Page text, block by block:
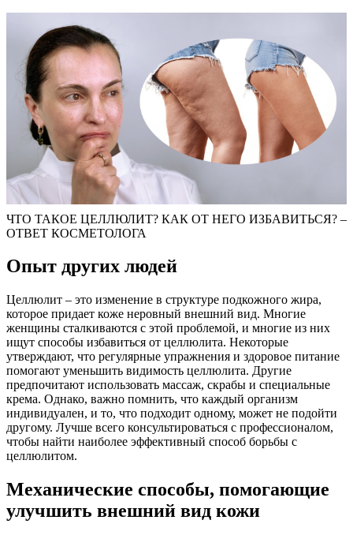
ЧТО ТАКОЕ ЦЕЛЛЮЛИТ? КАК ОТ НЕГО ИЗБАВИТЬСЯ? –
ОТВЕТ КОСМЕТОЛОГА
Опыт других людей
Целлюлит – это изменение в структуре подкожного жира,
которое придает коже неровный внешний вид. Многие
женщины сталкиваются с этой проблемой, и многие из них
ищут способы избавиться от целлюлита. Некоторые
утверждают, что регулярные упражнения и здоровое питание
помогают уменьшить видимость целлюлита. Другие
предпочитают использовать массаж, скрабы и специальные
крема. Однако, важно помнить, что каждый организм
индивидуален, и то, что подходит одному, может не подойти
другому. Лучше всего консультироваться с профессионалом,
чтобы найти наиболее эффективный способ борьбы с
целлюлитом.
Механические способы, помогающие
улучшить внешний вид кожи